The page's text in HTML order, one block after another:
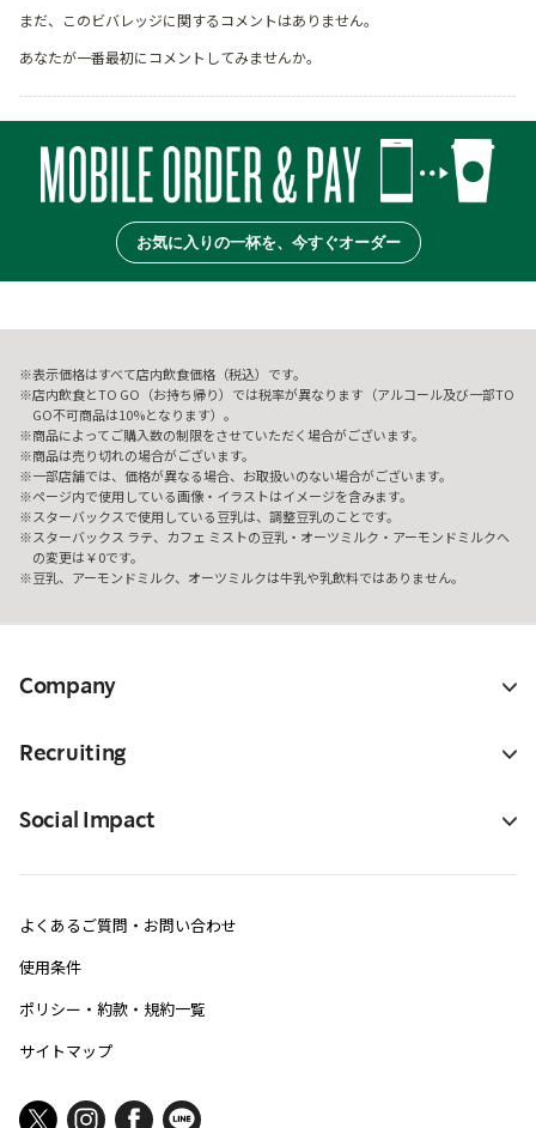
まだ、このビバレッジに関するコメントはありません。
あなたが一番最初にコメントしてみませんか。
お気に入りの一杯を、今すぐオーダー
表示価格はすべて店内飲食価格（税込）です。
店内飲食とTO GO（お持ち帰り）では税率が異なります（アルコール及び一部TO
GO不可商品は10%となります）。
商品によってご購入数の制限をさせていただく場合がございます。
商品は売り切れの場合がございます。
一部店舗では、価格が異なる場合、お取扱いのない場合がございます。
ページ内で使用している画像・イラストはイメージを含みます。
スターバックスで使用している豆乳は、調整豆乳のことです。
スターバックス ラテ、カフェ ミストの豆乳・オーツミルク・アーモンドミルクへ
の変更は￥0です。
豆乳、アーモンドミルク、オーツミルクは牛乳や乳飲料ではありません。
Company
Recruiting
Social Impact
よくあるご質問・お問い合わせ
使用条件
ポリシー・約款・規約一覧
サイトマップ